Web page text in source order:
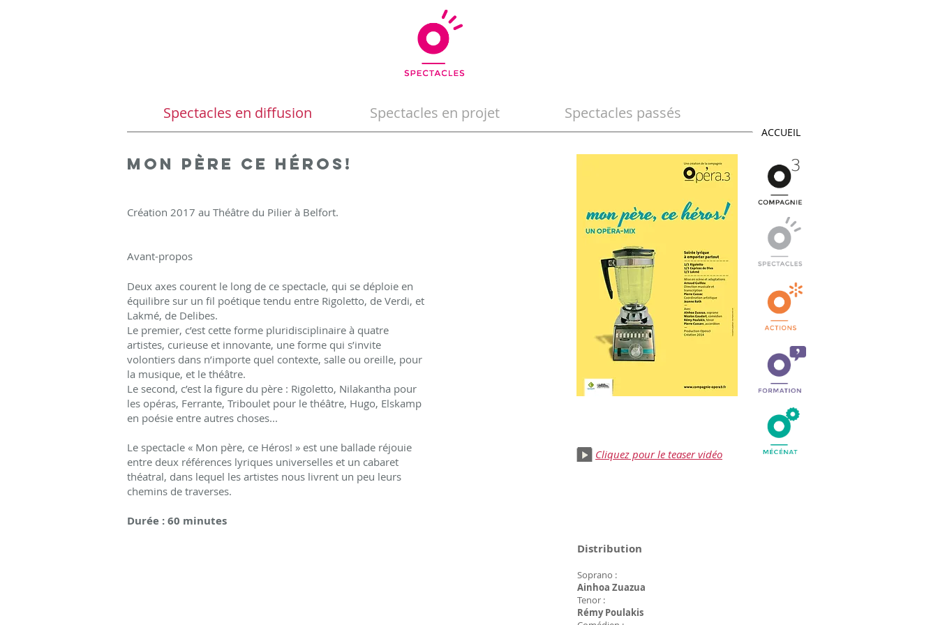
Spectacles en projet Spectacles passés
Spectacles en diffusion
Mon père ce héros!
Création 2017 au Théâtre du Pilier à Belfort.
Avant-propos
Deux axes courent le long de ce spectacle, qui se déploie en
équilibre sur un fil poétique tendu entre Rigoletto, de Verdi, et
Lakmé, de Delibes.
Le premier, c’est cette forme pluridisciplinaire à quatre
artistes, curieuse et innovante, une forme qui s’invite
volontiers dans n’importe quel contexte, salle ou oreille, pour
la musique, et le théâtre.
Le second, c’est la figure du père : Rigoletto, Nilakantha pour
les opéras, Ferrante, Triboulet pour le théâtre, Hugo, Elskamp
en poésie entre autres choses...
Le spectacle « Mon père, ce Héros! » est une ballade réjouie
entre deux références lyriques universelles et un cabaret
théatral, dans lequel les artistes nous livrent un peu leurs
chemins de traverses.
Durée : 60 minutes
Cliquez pour le teaser vidéo
Distribution
Soprano :
Ainhoa Zuazua
Tenor :
Rémy Poulakis
ACCUEIL